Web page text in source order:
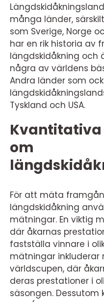
många länder,
som Sverige, Norge
har en rik historia av
längdskidåkning och
några av världens
Andra länder som
Tyskland och USA.
om
För att mäta
längdskidåkning
mätningar. En viktig
där åkarnas
fastställa vinnare i
mätningar inkluderar
världscupen, där
deras prestationer i
säsongen. Dessutom